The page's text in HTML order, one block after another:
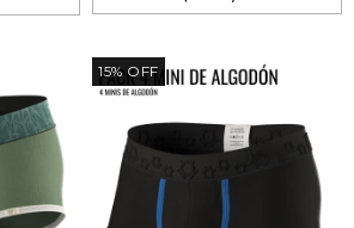
15% OFF